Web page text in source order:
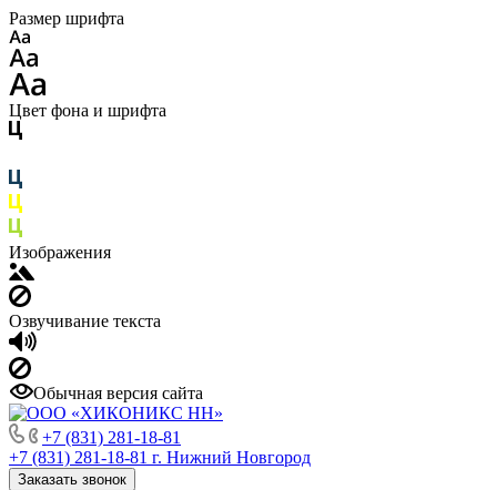
Размер шрифта
Цвет фона и шрифта
Изображения
Озвучивание текста
Обычная версия сайта
+7 (831) 281-18-81
+7 (831) 281-18-81 г. Нижний Новгород
Заказать звонок